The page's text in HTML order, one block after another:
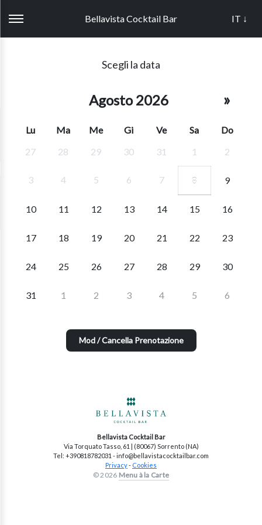
Bellavista Cocktail Bar IT ↓
Scegli la data
Agosto 2026 »
Lu Ma Me Gi Ve Sa
Do
27
28 29 30 31 1 2
3 4 5 6 7 8 9
10 11 12 13 14 15 16
17 18 19 20 21 22 23
24 25 26 27 28 29 30
31 1 2 3 4 5 6
Mod / Cancella Prenotazione
Bellavista Cocktail Bar
Via Torquato Tasso, 61 | (80067) Sorrento (NA)
Tel: +390818782031 - info@bellavistacocktailbar.com
Privacy- Cookies
© 2026 Menu à la Carte